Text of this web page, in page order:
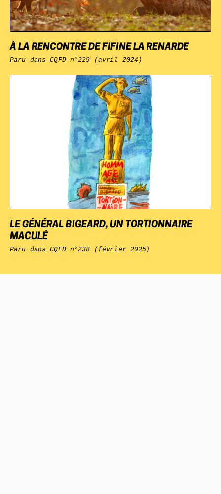
LE GÉNÉRAL BIGEARD, UN TORTIONNAIRE
MACULÉ
Paru dansCQFDn°238 (février 2025)
À LA RENCONTRE DE FIFINE LA RENARDE
Paru dansCQFD n°229 (avril 2024)